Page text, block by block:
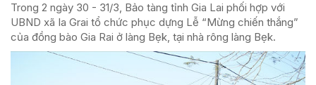
Trong 2 ngày 30 - 31/3, Bảo tàng tỉnh Gia Lai phối hợp với
UBND xã Ia Grai tổ chức phục dựng Lễ “Mừng chiến thắng”
của đồng bào Gia Rai ở làng Bẹk, tại nhà rông làng Bẹk.